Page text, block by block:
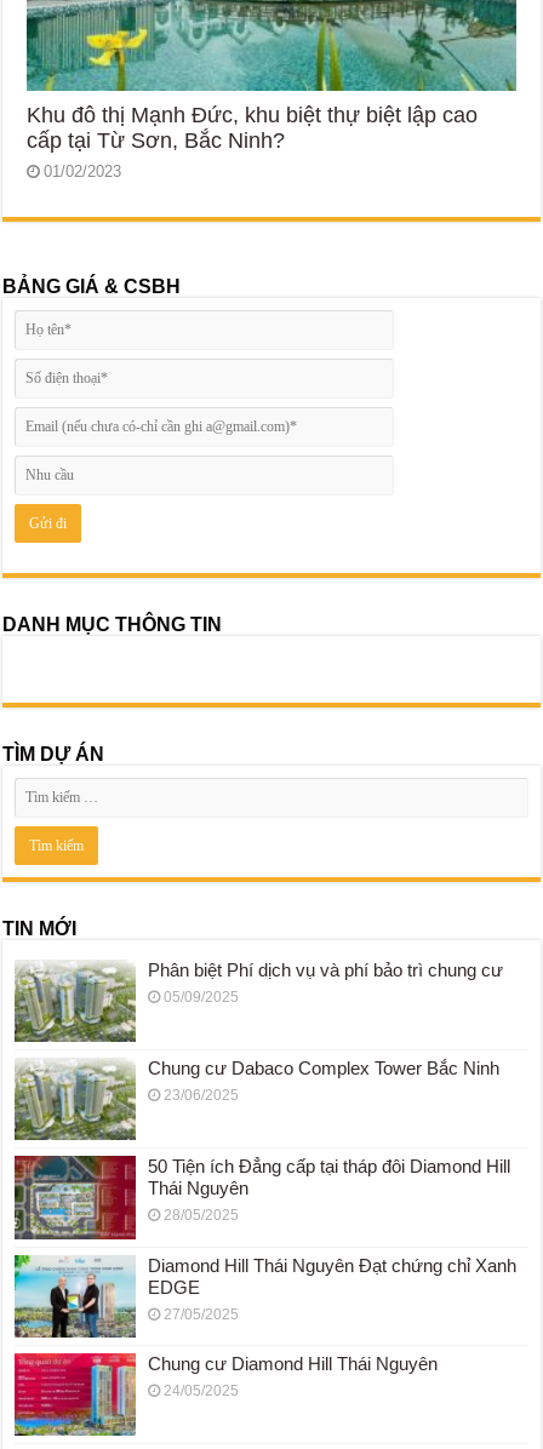
Khu đô thị Mạnh Đức, khu biệt thự biệt lập cao
cấp tại Từ Sơn, Bắc Ninh?
01/02/2023
BẢNG GIÁ & CSBH
DANH MỤC THÔNG TIN
TÌM DỰ ÁN
TIN MỚI
Phân biệt Phí dịch vụ và phí bảo trì chung cư
05/09/2025
Chung cư Dabaco Complex Tower Bắc Ninh
23/06/2025
50 Tiện ích Đẳng cấp tại tháp đôi Diamond Hill
Thái Nguyên
28/05/2025
Diamond Hill Thái Nguyên Đạt chứng chỉ Xanh
EDGE
27/05/2025
Chung cư Diamond Hill Thái Nguyên
24/05/2025